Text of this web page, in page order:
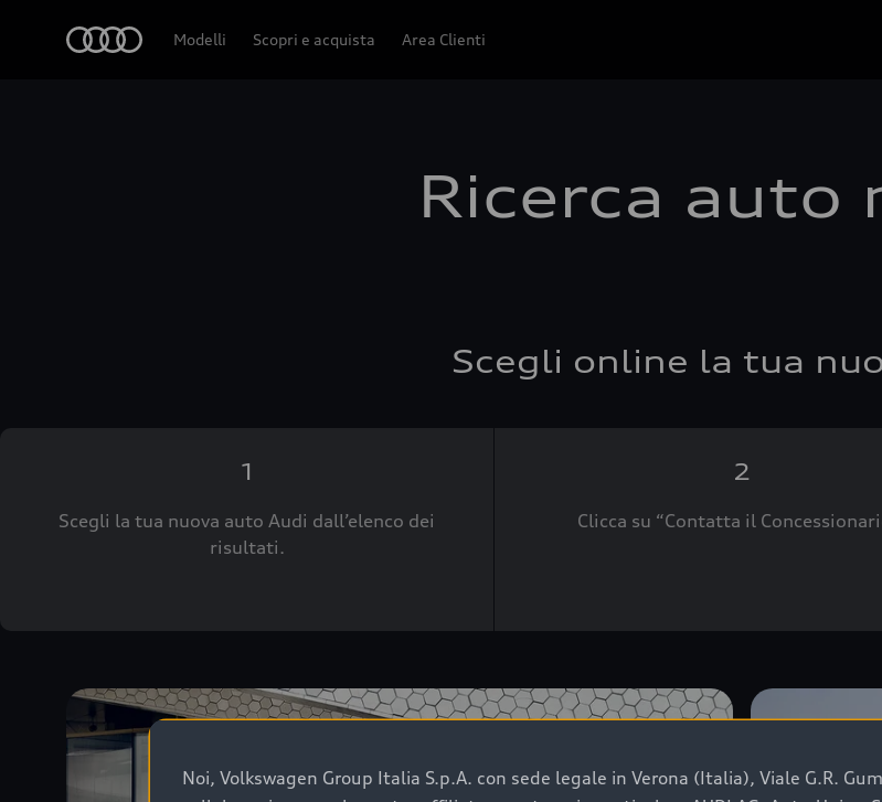
Modelli Scopri e acquista Area Clienti
Ricerca auto
Scegli online la tua
1
Scegli la tua nuova auto Audi dall’elenco dei
risultati.
2
Clicca su “Contatta il
Noi, Volkswagen Group Italia S.p.A. con sede legale in Verona (Italia), Viale G.R.